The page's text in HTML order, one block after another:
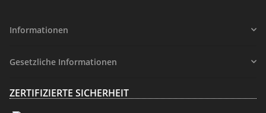
Informationen
Gesetzliche Informationen
ZERTIFIZIERTE SICHERHEIT